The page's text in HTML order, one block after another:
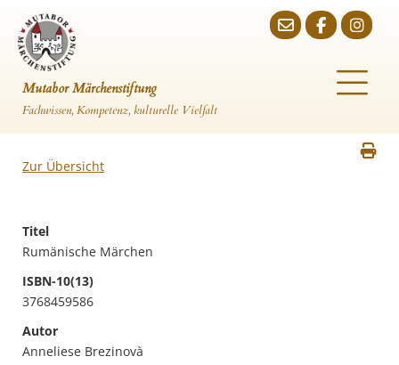
Mutabor Märchenstiftung
Fachwissen, Kompetenz, kulturelle Vielfalt
Zur Übersicht
Titel
Rumänische Märchen
ISBN-10(13)
3768459586
Autor
Anneliese Brezinovà